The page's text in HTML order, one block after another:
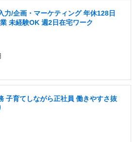
力/企画・マーケティング 年休128日
未経験OK 週2日在宅ワーク
子育てしながら正社員 働きやすさ抜